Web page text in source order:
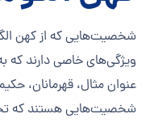
شخصیت‌هایی که از کهن
ویژگی‌های خاصی دارند که
عنوان مثال، قهرمانان،
شخصیت‌هایی هستند که تحت